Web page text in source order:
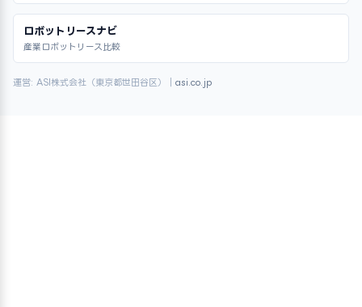
ロボットリースナビ
産業ロボットリース比較
運営: ASI株式会社（東京都世田谷区）｜ asi.co.jp